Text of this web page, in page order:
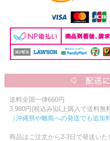
送料全国一律660円
3,980円(税込み)以上購入で送料無
（沖縄県や離島への発送でも追加
商品はご注文から2-3日で発送いた